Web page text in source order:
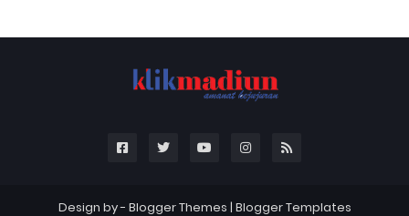
Design by - Blogger Themes | Blogger Templates